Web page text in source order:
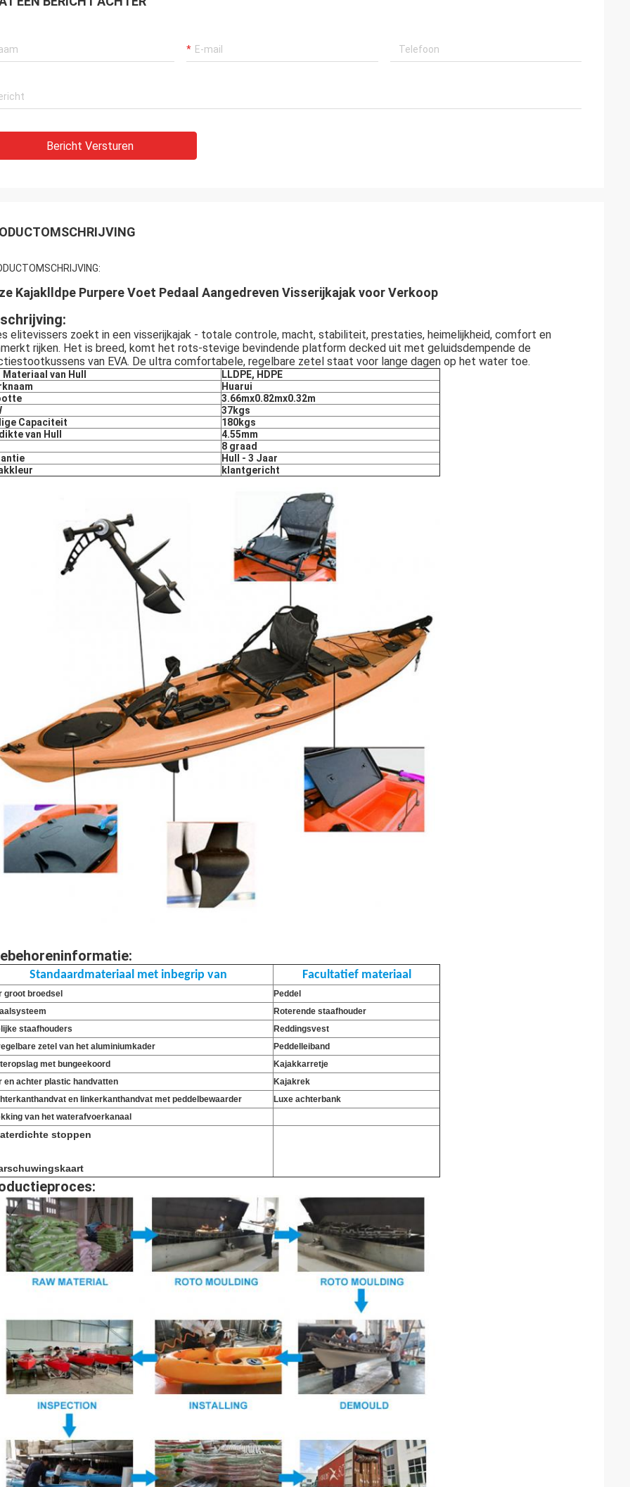
Bericht Versturen
Kajaklldpe Purpere Voet Pedaal Aangedreven Visserijkajak voor Verkoop
elitevissers zoekt in een visserijkajak - totale controle, macht, stabiliteit, prestaties, heimelijkheid, comfort en
rijken. Het is breed, komt het rots-stevige bevindende platform decked uit met geluidsdempende de
van EVA. De ultra comfortabele, regelbare zetel staat voor lange dagen op het water toe.
van Hull
LLDPE, HDPE
Huarui
3.66mx0.82mx0.32m
37kgs
Capaciteit
180kgs
van Hull
4.55mm
8 graad
Hull - 3 Jaar
klantgericht
:
Standaardmateriaal met inbegrip van Facultatief materiaal
groot broedsel
Peddel
Roterende staafhouder
staafhouders
Reddingsvest
zetel van het aluminiumkader
Peddelleiband
met bungeekoord
Kajakkarretje
en achter plastic handvatten
Kajakrek
en linkerkanthandvat met peddelbewaarder
Luxe achterbank
van het waterafvoerkanaal
stoppen